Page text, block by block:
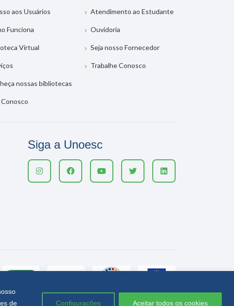
de
Configurações Aceitar todos os cookies
aos Usuários
Funciona
Virtual
nossas bibliotecas
Conosco
Atendimento ao Estudante
Ouvidoria
Seja nosso Fornecedor
Trabalhe Conosco
Siga a Unoesc